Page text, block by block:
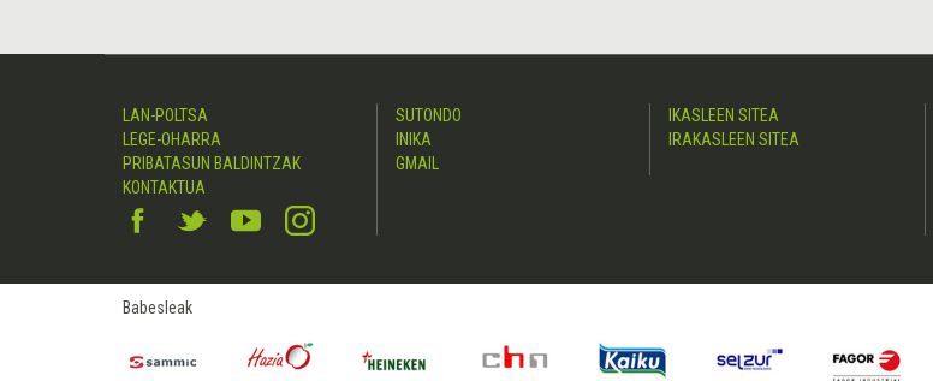
LAN-POLTSA
LEGE-OHARRA
PRIBATASUN BALDINTZAK
KONTAKTUA
SUTONDO
INIKA
GMAIL
IKASLEEN SITEA
IRAKASLEEN SITEA
Babesleak